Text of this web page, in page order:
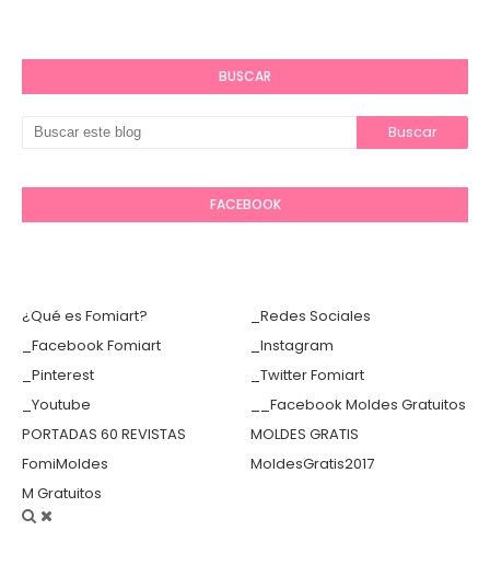
BUSCAR
FACEBOOK
¿Qué es Fomiart?
_Redes Sociales
_Facebook Fomiart
_Instagram
_Pinterest
_Twitter Fomiart
_Youtube
__Facebook Moldes Gratuitos
PORTADAS 60 REVISTAS
MOLDES GRATIS
FomiMoldes
MoldesGratis2017
M Gratuitos